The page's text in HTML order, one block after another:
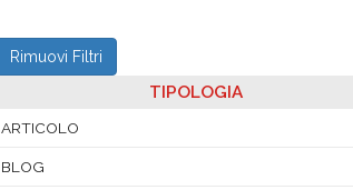
Rimuovi Filtri
TIPOLOGIA
ARTICOLO
BLOG